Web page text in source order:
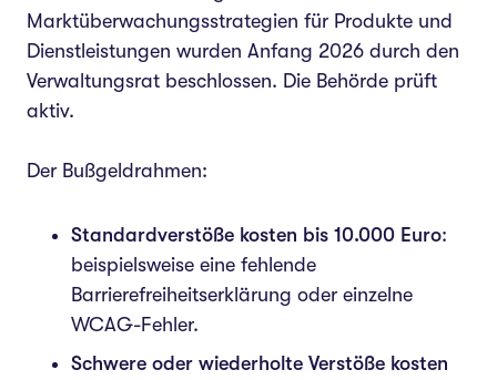
Marktüberwachungsstrategien für Produkte und
Dienstleistungen wurden Anfang 2026 durch den
Verwaltungsrat beschlossen. Die Behörde prüft
aktiv.
Der Bußgeldrahmen:
Standardverstöße kosten bis 10.000 Euro:
beispielsweise eine fehlende
Barrierefreiheitserklärung oder einzelne
WCAG-Fehler.
Schwere oder wiederholte Verstöße kosten